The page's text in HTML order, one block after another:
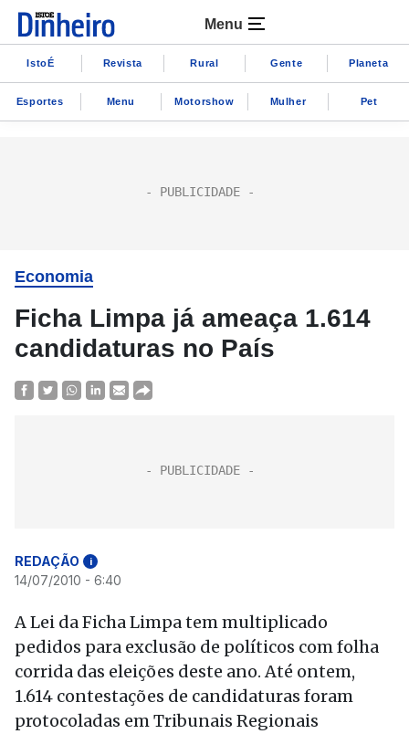
Menu
IstoÉ Revista Rural Gente Planeta
Esportes Menu Motorshow Mulher Pet
Economia
Ficha Limpa já ameaça 1.614
candidaturas no País
REDAÇÃO i
14/07/2010 - 6:40
A Lei da Ficha Limpa tem multiplicado
pedidos para exclusão de políticos com folha
corrida das eleições deste ano. Até ontem,
1.614 contestações de candidaturas foram
protocoladas em Tribunais Regionais